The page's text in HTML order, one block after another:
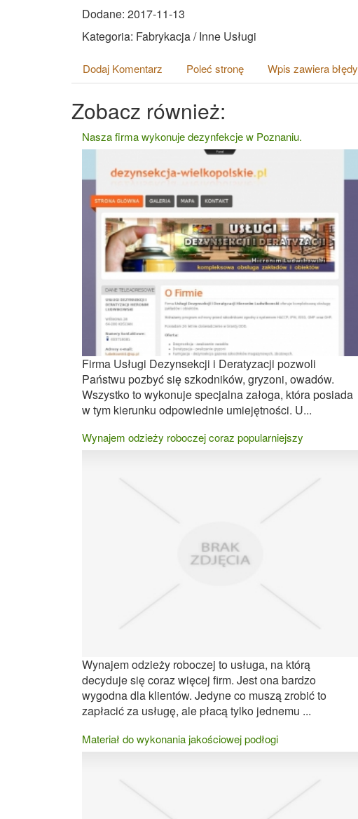
Dodane: 2017-11-13
Kategoria: Fabrykacja / Inne Usługi
Dodaj Komentarz Poleć stronę Wpis zawiera błędy
Zobacz również:
Nasza firma wykonuje dezynfekcje w Poznaniu.
Firma Usługi Dezynsekcji i Deratyzacji pozwoli
Państwu pozbyć się szkodników, gryzoni, owadów.
Wszystko to wykonuje specjalna załoga, która posiada
w tym kierunku odpowiednie umiejętności. U...
Wynajem odzieży roboczej coraz popularniejszy
Wynajem odzieży roboczej to usługa, na którą
decyduje się coraz więcej firm. Jest ona bardzo
wygodna dla klientów. Jedyne co muszą zrobić to
zapłacić za usługę, ale płacą tylko jednemu ...
Materiał do wykonania jakościowej podłogi